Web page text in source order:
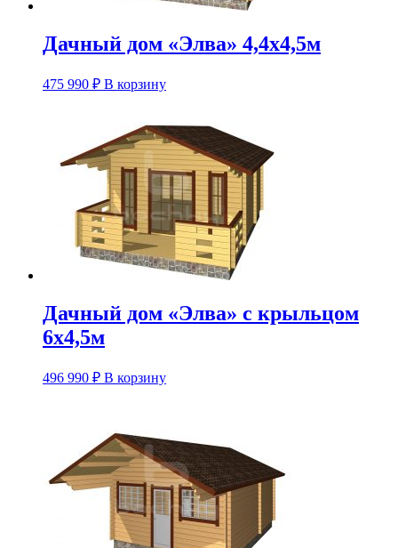
Дачный дом «Элва» 4,4х4,5м
475 990 ₽ В корзину
Дачный дом «Элва» с крыльцом
6х4,5м
496 990 ₽ В корзину